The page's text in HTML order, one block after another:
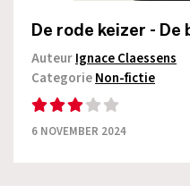
De rode keizer -
AuteurIgnace Claessens
CategorieNon-fictie
6 NOVEMBER 2024